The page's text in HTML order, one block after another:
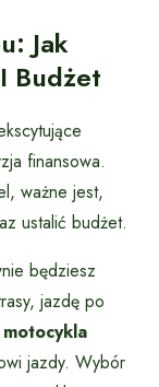
Jak
Budżet
finansowa.
ważne jest,
ustalić budżet.
będziesz
jazdę po
jazdy. Wybór